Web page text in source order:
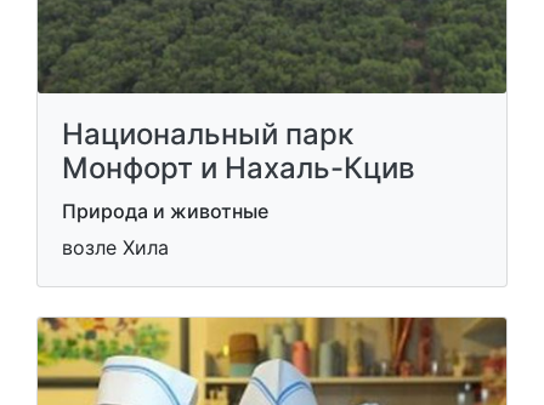
Национальный парк
Монфорт и Нахаль-Кцив
Природа и животные
возле Хила